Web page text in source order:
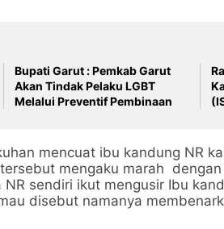
Bupati Garut : Pemkab Garut
Akan Tindak Pelaku LGBT
Melalui Preventif Pembinaan
mencuat ibu kandung NR
mengaku marah
sendiri ikut mengusir Ibu
disebut namanya